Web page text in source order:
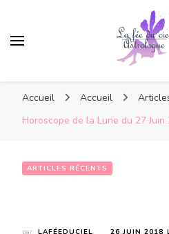
Accueil Accueil
Horoscope de la Lune du 27
ARTICLES RÉCENTS
par LAFÉEDUCIEL 26 JUIN 2018